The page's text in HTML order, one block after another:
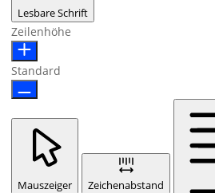
Lesbare Schrift
Zeilenhöhe
Standard
Mauszeiger Zeichenabstand